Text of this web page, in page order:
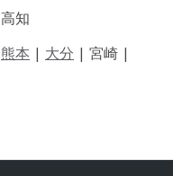
高知
熊本 | 大分 | 宮崎 |